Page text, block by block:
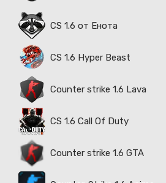
CS 1.6 от Енота
CS 1.6 Hyper Beast
Counter strike 1.6 Lava
CS 1.6 Call Of Duty
Counter strike 1.6 GTA